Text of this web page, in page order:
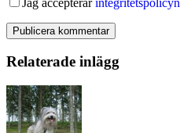
Publicera kommentar
Relaterade inlägg